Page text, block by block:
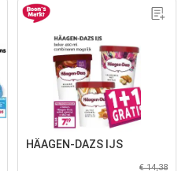
HÄAGEN-DAZS IJS
€ 14,38